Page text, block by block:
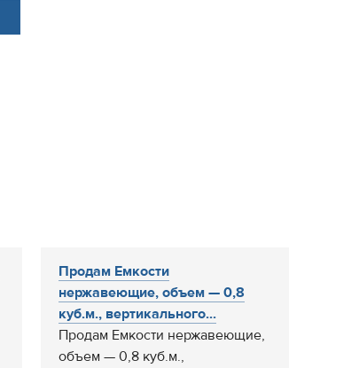
Продам Емкости
нержавеющие, объем — 0,8
куб.м., вертикального...
Продам Емкости нержавеющие,
объем — 0,8 куб.м.,